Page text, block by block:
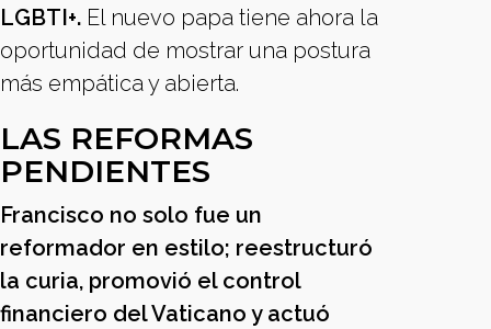
LGBTI+. El nuevo papa tiene ahora la
oportunidad de mostrar una postura
más empática y abierta.
LAS REFORMAS
PENDIENTES
Francisco no solo fue un
reformador en estilo; reestructuró
la curia, promovió el control
financiero del Vaticano y actuó